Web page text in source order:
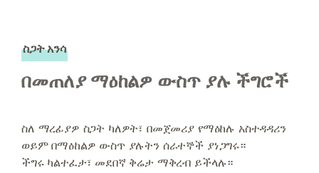
ስጋት አንሳ
በመጠለያ ማዕከልዎ ውስጥ ያሉ ችግሮች
ስለ ማረፊያዎ ስጋት ካለዎት፣ በመጀመሪያ የማዕከሉ አስተዳዳሪን
ወይም በማዕከልዎ ውስጥ ያሉትን ሰራተኞች ያነጋግሩ።
ችግሩ ካልተፈታ፣ መደበኛ ቅሬታ ማቅረብ ይችላሉ።